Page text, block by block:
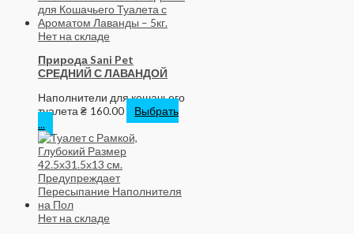
Нет на складе
Природа Sani Pet
СРЕДНИЙ С ЛАВАНДОЙ
Наполнители для кошачьего
туалета ₴ 160.00
Выбрать
...
Нет на складе